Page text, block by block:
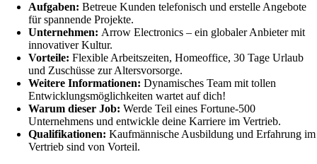
Aufgaben: Betreue Kunden telefonisch und erstelle Angebote
für spannende Projekte.
Unternehmen: Arrow Electronics – ein globaler Anbieter mit
innovativer Kultur.
Vorteile: Flexible Arbeitszeiten, Homeoffice, 30 Tage Urlaub
und Zuschüsse zur Altersvorsorge.
Weitere Informationen: Dynamisches Team mit tollen
Entwicklungsmöglichkeiten wartet auf dich!
Warum dieser Job: Werde Teil eines Fortune-500
Unternehmens und entwickle deine Karriere im Vertrieb.
Qualifikationen: Kaufmännische Ausbildung und Erfahrung im
Vertrieb sind von Vorteil.